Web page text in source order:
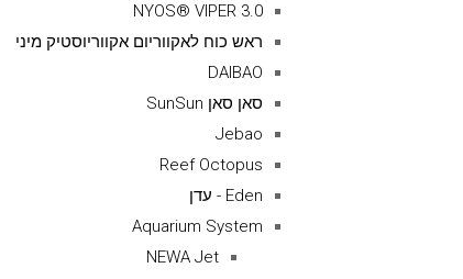
NYOS® VIPER 3.0
ראש כוח לאקווריום אקווריוסטיק מיני
DAIBAO
סאן סאן SunSun
Jebao
Reef Octopus
Eden - עדן
Aquarium System
NEWA Jet